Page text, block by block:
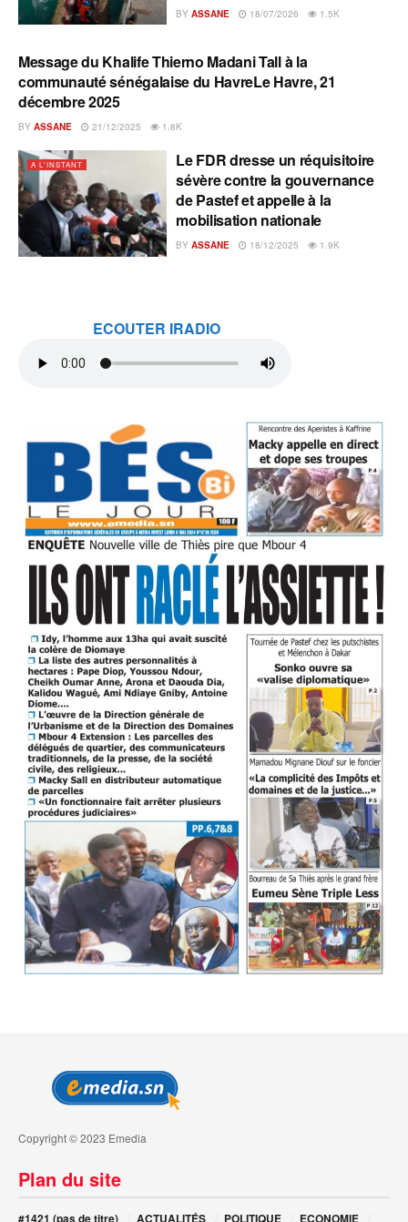
BY ASSANE 18/07/2026 1.5K
A L'INSTANT
Message du Khalife Thierno Madani Tall à la
communauté sénégalaise du HavreLe Havre, 21
décembre 2025
BY ASSANE 21/12/2025 1.8K
A L'INSTANT
Le FDR dresse un réquisitoire
sévère contre la gouvernance
de Pastef et appelle à la
mobilisation nationale
BY ASSANE 18/12/2025 1.9K
ECOUTER IRADIO
Copyright © 2023 Emedia
Plan du site
#1421 (pas de titre) ACTUALITÉS POLITIQUE ECONOMIE